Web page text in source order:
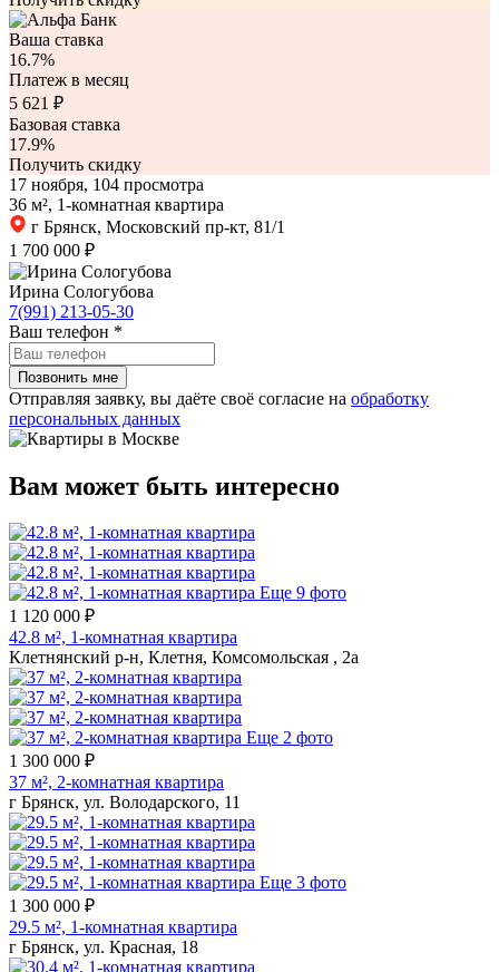
Ваша ставка
16.7%
Платеж в месяц
5 621 ₽
Базовая ставка
17.9%
Получить скидку
17 ноября, 104 просмотра
36 м², 1-комнатная квартира
г Брянск, Московский пр-кт, 81/1
1 700 000 ₽
Ирина Сологубова
7(991) 213-05-30
Ваш телефон *
Отправляя заявку, вы даёте своё согласие на обработку
персональных данных
Вам может быть интересно
Еще 9 фото
1 120 000 ₽
42.8 м², 1-комнатная квартира
Клетнянский р-н, Клетня, Комсомольская , 2а
Еще 2 фото
1 300 000 ₽
37 м², 2-комнатная квартира
г Брянск, ул. Володарского, 11
Еще 3 фото
1 300 000 ₽
29.5 м², 1-комнатная квартира
г Брянск, ул. Красная, 18